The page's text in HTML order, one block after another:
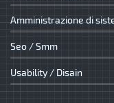
Amministrazione di
Seo / Smm
Usability / Disain